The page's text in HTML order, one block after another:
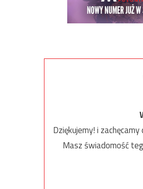
Dziękujemy! i
Masz świadomość